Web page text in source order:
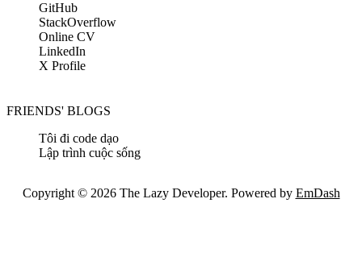
GitHub
StackOverflow
Online CV
LinkedIn
X Profile
FRIENDS' BLOGS
Tôi đi code dạo
Lập trình cuộc sống
Copyright © 2026 The Lazy Developer. Powered by EmDash